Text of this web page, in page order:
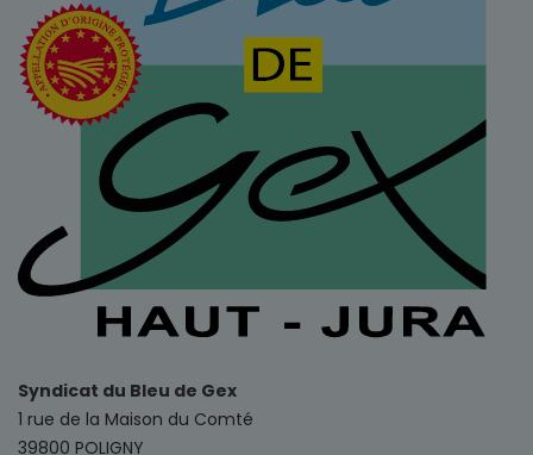
Syndicat du Bleu de Gex
1 rue de la Maison du Comté
39800 POLIGNY